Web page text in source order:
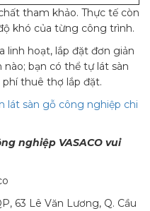
tham khảo. Thực tế còn
khó của từng công trình.
linh hoạt, lắp đặt đơn giản
bạn có thể tự lát sàn
thuê thợ lắp đặt.
lát sàn gỗ công nghiệp chi
nghiệp VASACO vui
63 Lê Văn Lương, Q. Cầu